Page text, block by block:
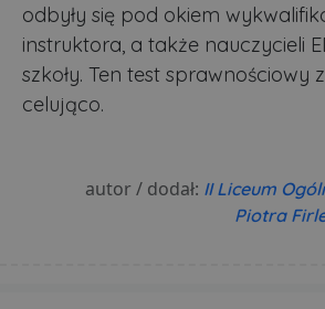
odbyły się pod okiem
instruktora, a także nauczycieli
szkoły. Ten test sprawnościowy
celująco.
autor / dodał: II Liceum
Piotra